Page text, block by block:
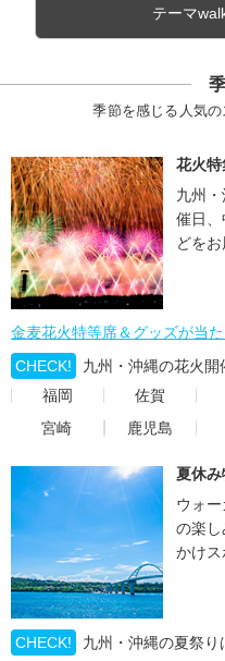
テーマ
季節を感じる人気
花火特
九州
催日
どをお
金麦花火特等席＆グッズが当
CHECK!
九州・沖縄の花火開
福岡
佐賀
宮崎
鹿児島
夏休み
ウォ
の楽
かけス
CHECK!
九州・沖縄の夏祭り